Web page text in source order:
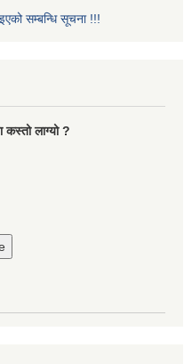
सम्बन्धि सूचना !!!
कस्तो लाग्यो ?